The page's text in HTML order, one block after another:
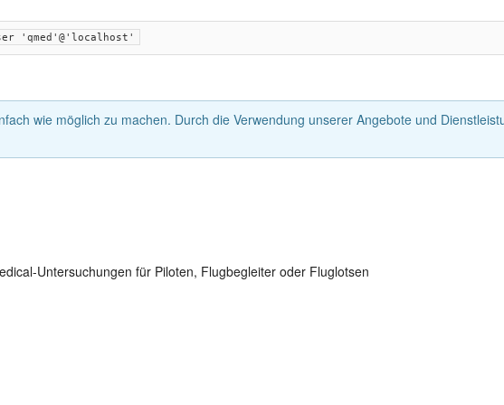
'qmed'@'localhost'
wie möglich zu machen. Durch die Verwendung unserer Angebote und
Untersuchungen für Piloten, Flugbegleiter oder Fluglotsen